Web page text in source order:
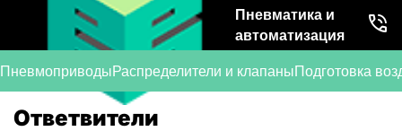
Пневматика и
автоматизация
ПневмоприводыРаспределители и клапаныПодготовка
Ответвители